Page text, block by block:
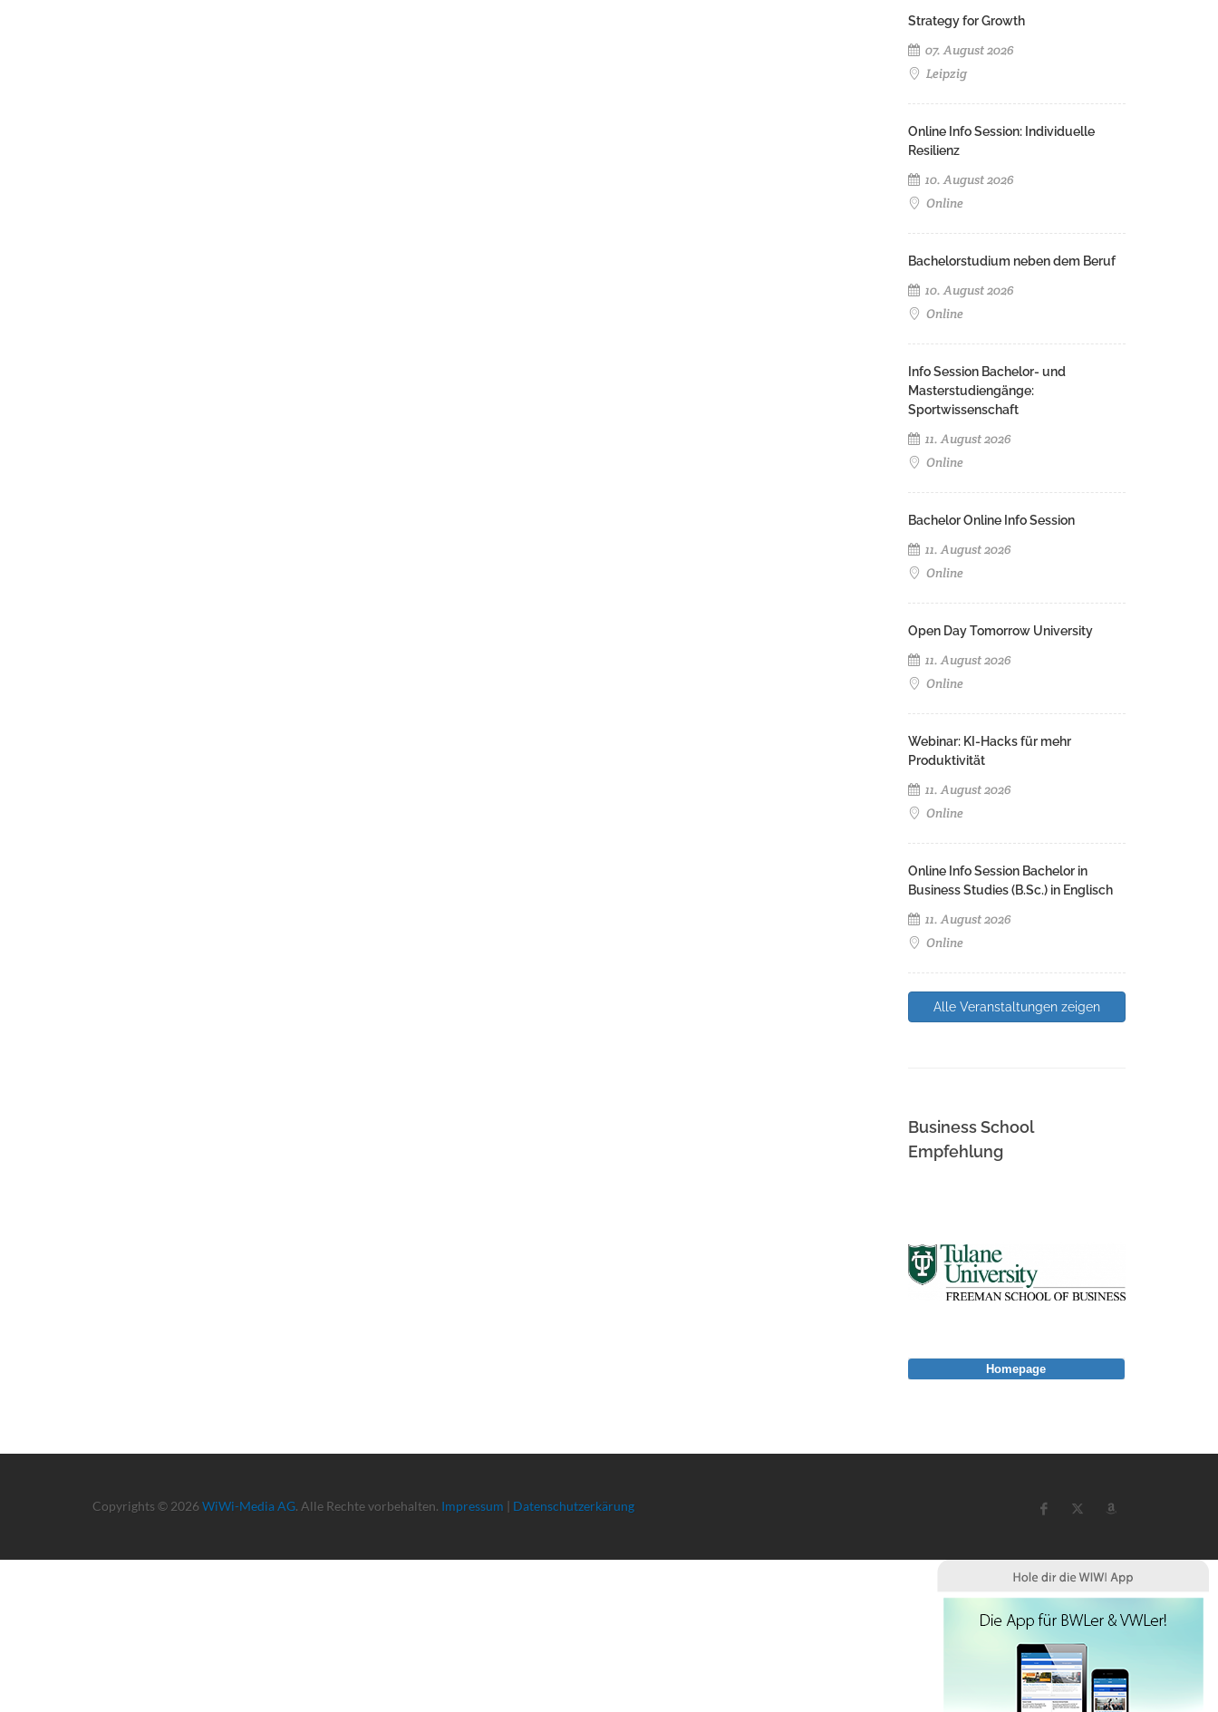
Strategy for Growth
07. August 2026
Leipzig
Online Info Session: Individuelle
Resilienz
10. August 2026
Online
Bachelorstudium neben dem Beruf
10. August 2026
Online
Info Session Bachelor- und
Masterstudiengänge:
Sportwissenschaft
11. August 2026
Online
Bachelor Online Info Session
11. August 2026
Online
Open Day Tomorrow University
11. August 2026
Online
Webinar: KI-Hacks für mehr
Produktivität
11. August 2026
Online
Online Info Session Bachelor in
Business Studies (B.Sc.) in Englisch
11. August 2026
Online
Alle Veranstaltungen zeigen
Business School
Empfehlung
Copyrights © 2026 WiWi-Media AG. Alle Rechte vorbehalten. Impressum | Datenschutzerkärung
Homepage